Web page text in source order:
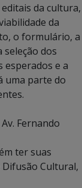
da cultura,
da
o formulário, a
seleção dos
esperados e a
uma parte do
Fernando
ter suas
Difusão Cultural,